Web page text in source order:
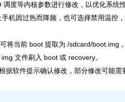
等内核参数进行修改，以优化系统性
机因过热而降频，也可选择禁用温控
当前 boot 提取为 /sdcard/boot.img
文件刷入 boot 或 recovery。
据软件提示确认修改，部分修改可能需